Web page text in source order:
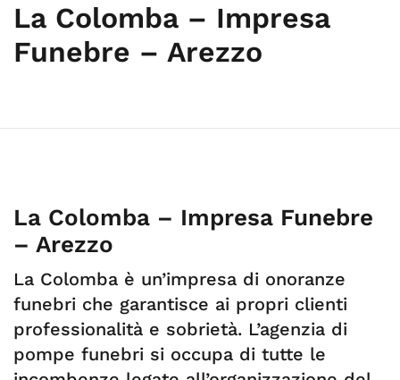
La Colomba – Impresa
Funebre – Arezzo
La Colomba – Impresa Funebre
– Arezzo
La Colomba è un’impresa di onoranze
funebri che garantisce ai propri clienti
professionalità e sobrietà. L’agenzia di
pompe funebri si occupa di tutte le